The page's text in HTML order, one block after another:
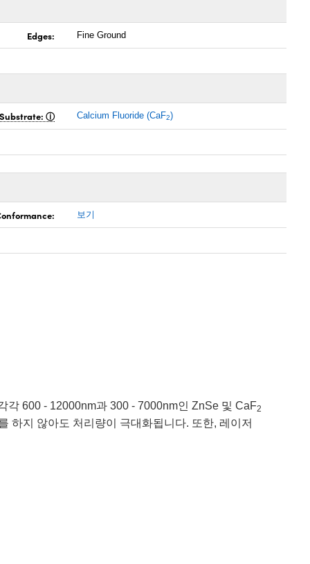
Edges: Fine Ground
Substrate: Calcium Fluoride (CaF2)
보기
각 600 - 12000nm과 300 - 7000nm인 ZnSe 및 CaF2
하지 않아도 처리량이 극대화됩니다. 또한, 레이저